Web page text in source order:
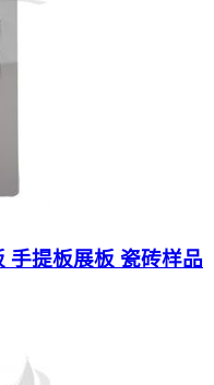
手提板展板 瓷砖样品